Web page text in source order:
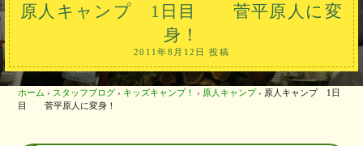
原人キャンプ 1日目 菅平原人に変
身！
2011年8月12日 投稿
ホーム › スタッフブログ › キッズキャンプ！ › 原人キャンプ › 原人キャンプ 1日
目 菅平原人に変身！